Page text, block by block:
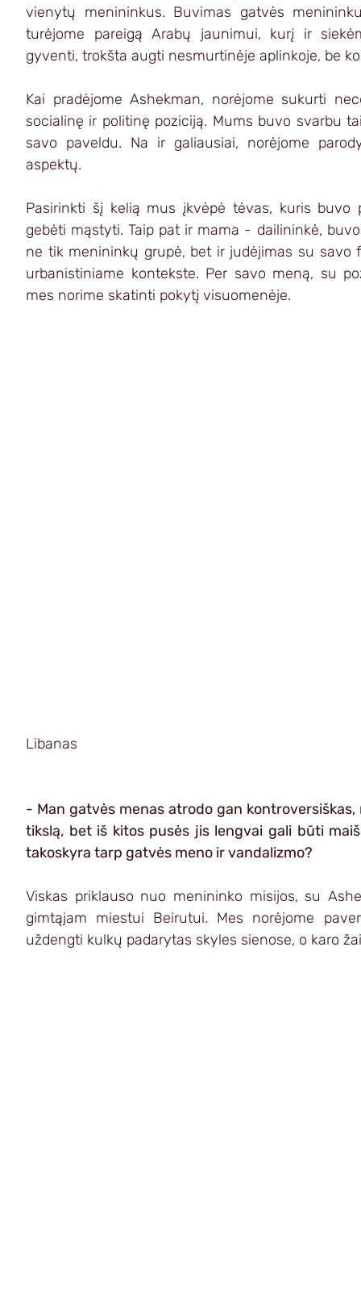
vienytų menininkus. Buvimas gatvės
turėjome pareigą Arabų jaunimui, kurį ir
gyventi, trokšta augti nesmurtinėje aplinkoje, be
Kai pradėjome Ashekman, norėjome sukurti
socialinę ir politinę poziciją. Mums buvo svarbu
savo paveldu. Na ir galiausiai, norėjome
aspektų.
Pasirinkti šį kelią mus įkvėpė tėvas, kuris
gebėti mąstyti. Taip pat ir mama - dailininkė,
ne tik menininkų grupė, bet ir judėjimas su savo
urbanistiniame kontekste. Per savo meną, su
mes norime skatinti pokytį visuomenėje.
Libanas
- Man gatvės menas atrodo gan
tikslą, bet iš kitos pusės jis lengvai gali būti
takoskyra tarp gatvės meno ir vandalizmo?
Viskas priklauso nuo menininko misijos, su
gimtąjam miestui Beirutui. Mes norėjome
uždengti kulkų padarytas skyles sienose, o karo